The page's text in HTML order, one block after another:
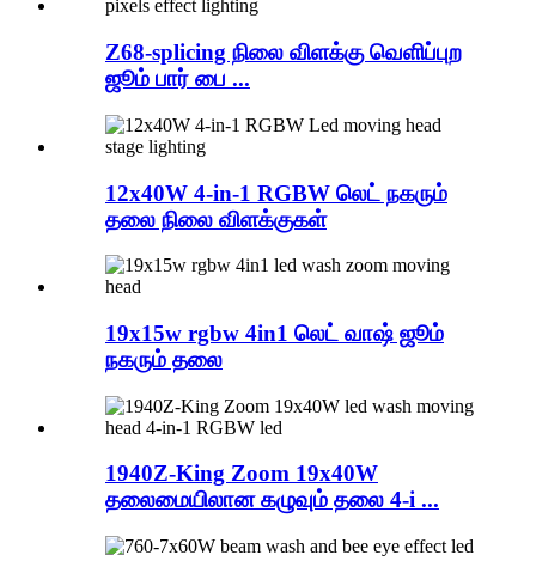
Z68-splicing நிலை விளக்கு வெளிப்புற
ஜூம் பார் பை ...
12x40W 4-in-1 RGBW லெட் நகரும்
தலை நிலை விளக்குகள்
19x15w rgbw 4in1 லெட் வாஷ் ஜூம்
நகரும் தலை
1940Z-King Zoom 19x40W
தலைமையிலான கழுவும் தலை 4-i ...